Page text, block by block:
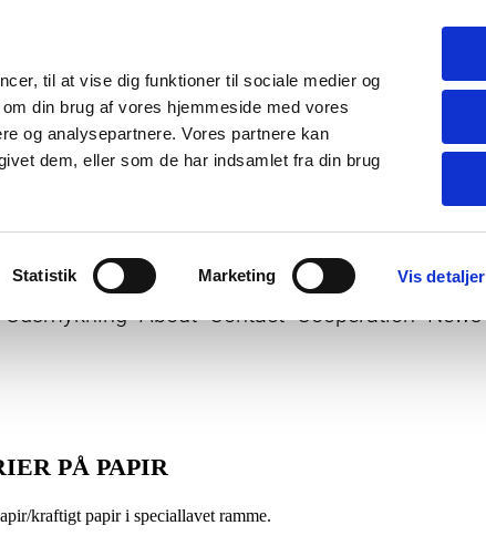
til at vise dig funktioner til sociale medier og
din brug af vores hjemmeside med vores
og analysepartnere. Vores partnere kan
dem, eller som de har indsamlet fra din brug
Statistik Marketing Vis detaljer
Udsmykning About Contact Cooperation News
PÅ PAPIR
kraftigt papir i speciallavet ramme.